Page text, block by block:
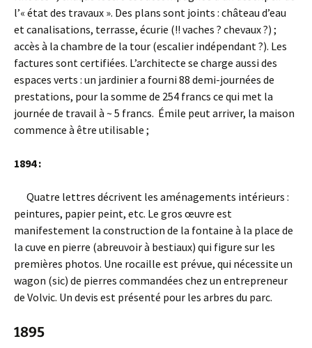
l’« état des travaux ». Des plans sont joints : château d’eau
et canalisations, terrasse, écurie (!! vaches ? chevaux ?) ;
accès à la chambre de la tour (escalier indépendant ?). Les
factures sont certifiées. L’architecte se charge aussi des
espaces verts : un jardinier a fourni 88 demi-journées de
prestations, pour la somme de 254 francs ce qui met la
journée de travail à ~ 5 francs. Émile peut arriver, la maison
commence à être utilisable ;
1894:
Quatre lettres décrivent les aménagements intérieurs :
peintures, papier peint, etc. Le gros œuvre est
manifestement la construction de la fontaine à la place de
la cuve en pierre (abreuvoir à bestiaux) qui figure sur les
premières photos. Une rocaille est prévue, qui nécessite un
wagon (sic) de pierres commandées chez un entrepreneur
de Volvic. Un devis est présenté pour les arbres du parc.
1895